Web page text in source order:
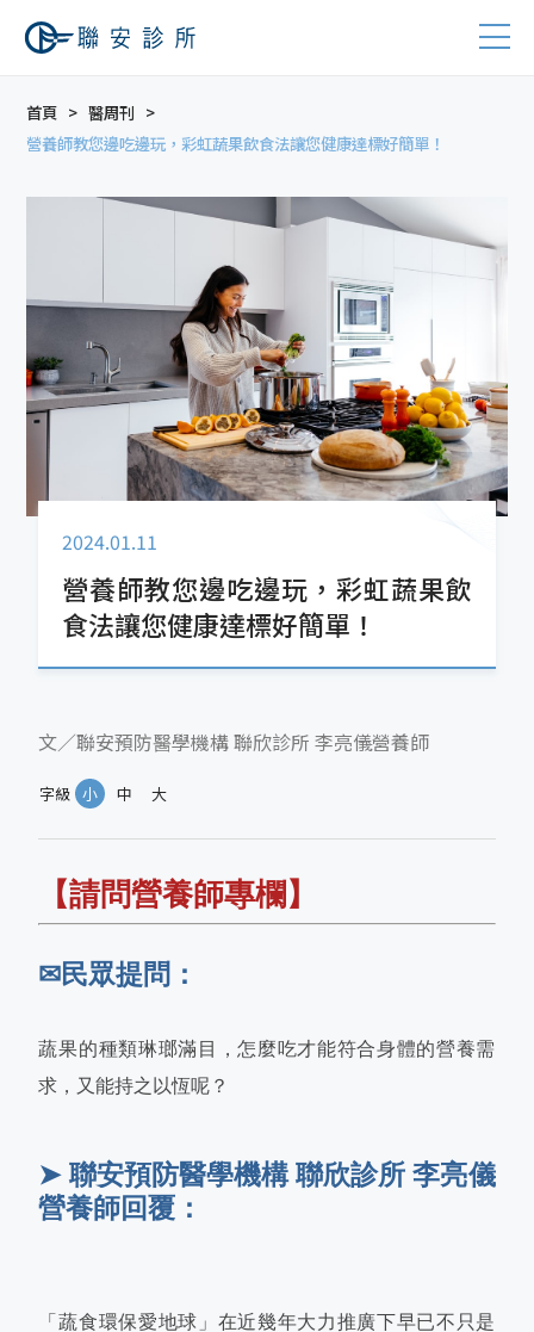
首頁
醫周刊
營養師教您邊吃邊玩，彩虹蔬果飲食法讓您健康達標好簡單！
2024.01.11
營養師教您邊吃邊玩，彩虹蔬果飲
食法讓您健康達標好簡單！
文／聯安預防醫學機構 聯欣診所 李亮儀營養師
字級 小 中 大
【請問營養師專欄】
✉民眾提問：
蔬果的種類琳瑯滿目，怎麼吃才能符合身體的營養需
求，又能持之以恆呢？
➤ 聯安預防醫學機構 聯欣診所 李亮儀
營養師回覆：
「蔬食環保愛地球」在近幾年大力推廣下早已不只是